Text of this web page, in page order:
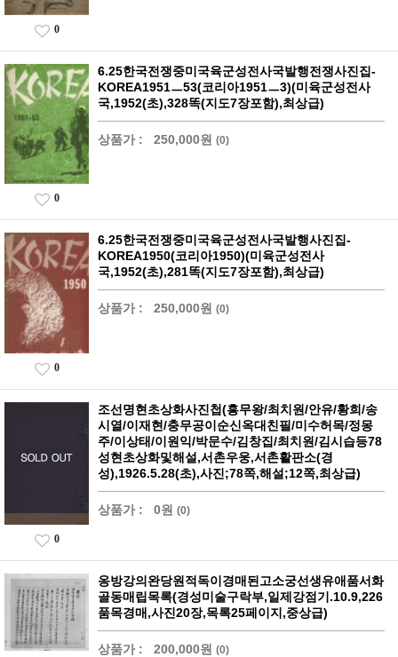
0
6.25한국전쟁중미국육군성전사국발행전쟁사진집-
KOREA1951ㅡ53(코리아1951ㅡ3)(미육군성전사
국,1952(초),328똑(지도7장포함),최상급)
상품가 : 250,000원 (0)
0
6.25한국전쟁중미국육군성전사국발행사진집-
KOREA1950(코리아1950)(미육군성전사
국,1952(초),281똑(지도7장포함),최상급)
상품가 : 250,000원 (0)
0
조선명현초상화사진첩(흥무왕/최치원/안유/황희/송
시열/이재현/충무공이순신옥대친필/미수허목/정몽
주/이상태/이원익/박문수/김창집/최치원/김시습등78
성현초상화및해설,서촌우웅,서촌활판소(경
성),1926.5.28(초),사진;78쪽,해설;12쪽,최상급)
상품가 : 0원 (0)
0
옹방강의완당원적독이경매된고소궁선생유애품서화
골동매립목록(경성미술구락부,일제강점기.10.9,226
품목경매,사진20장,목록25페이지,중상급)
상품가 : 200,000원 (0)